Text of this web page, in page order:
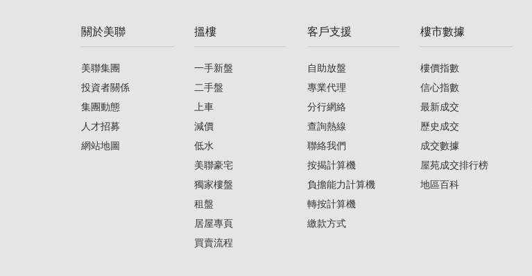
美聯信心指數 較上週 0.7% 03/08/2026)
關於美聯
美聯集團
投資者關係
集團動態
人才招募
網站地圖
搵樓
一手新盤
二手盤
上車
減價
低水
美聯豪宅
獨家樓盤
租盤
居屋專頁
買賣流程
客戶支援
自助放盤
專業代理
分行網絡
查詢熱線
聯絡我們
按揭計算機
負擔能力計算機
轉按計算機
繳款方式
樓市數據
樓價指數
信心指數
最新成交
歷史成交
成交數據
屋苑成交排行榜
地區百科